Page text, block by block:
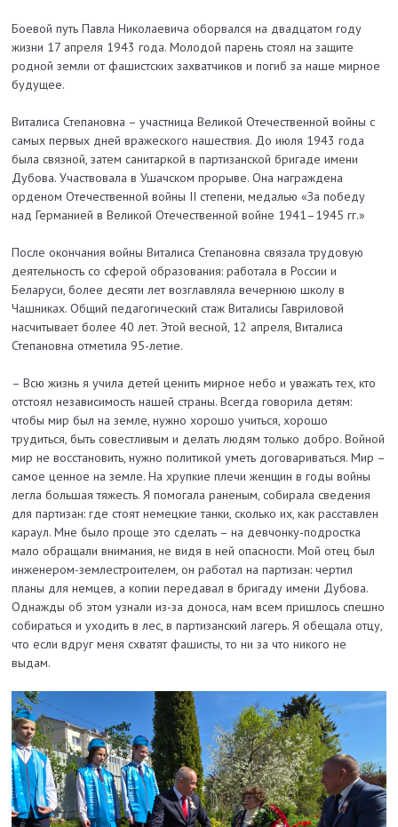
Боевой путь Павла Николаевича оборвался на двадцатом году
жизни 17 апреля 1943 года. Молодой парень стоял на защите
родной земли от фашистских захватчиков и погиб за наше мирное
будущее.
Виталиса Степановна – участница Великой Отечественной войны с
самых первых дней вражеского нашествия. До июля 1943 года
была связной, затем санитаркой в партизанской бригаде имени
Дубова. Участвовала в Ушачском прорыве. Она награждена
орденом Отечественной войны II степени, медалью «За победу
над Германией в Великой Отечественной войне 1941–1945 гг.»
После окончания войны Виталиса Степановна связала трудовую
деятельность со сферой образования: работала в России и
Беларуси, более десяти лет возглавляла вечернюю школу в
Чашниках. Общий педагогический стаж Виталисы Гавриловой
насчитывает более 40 лет. Этой весной, 12 апреля, Виталиса
Степановна отметила 95-летие.
– Всю жизнь я учила детей ценить мирное небо и уважать тех, кто
отстоял независимость нашей страны. Всегда говорила детям:
чтобы мир был на земле, нужно хорошо учиться, хорошо
трудиться, быть совестливым и делать людям только добро. Войной
мир не восстановить, нужно политикой уметь договариваться. Мир –
самое ценное на земле. На хрупкие плечи женщин в годы войны
легла большая тяжесть. Я помогала раненым, собирала сведения
для партизан: где стоят немецкие танки, сколько их, как расставлен
караул. Мне было проще это сделать – на девчонку-подростка
мало обращали внимания, не видя в ней опасности. Мой отец был
инженером-землестроителем, он работал на партизан: чертил
планы для немцев, а копии передавал в бригаду имени Дубова.
Однажды об этом узнали из-за доноса, нам всем пришлось спешно
собираться и уходить в лес, в партизанский лагерь. Я обещала отцу,
что если вдруг меня схватят фашисты, то ни за что никого не
выдам.